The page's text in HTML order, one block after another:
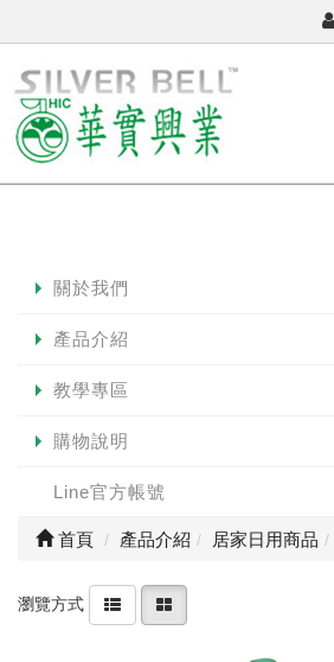
關於我們
產品介紹
教學專區
購物說明
Line官方帳號
首頁 產品介紹 居家日用商品
瀏覽方式